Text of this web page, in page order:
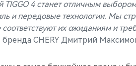
4 станет отличным
и передовые технологии. Мы
их ожиданиям и
CHERY Дмитрий